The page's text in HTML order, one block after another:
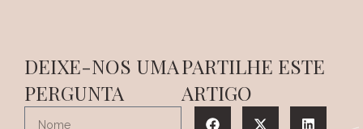
DEIXE-NOS UMA
PERGUNTA
PARTILHE ESTE
ARTIGO